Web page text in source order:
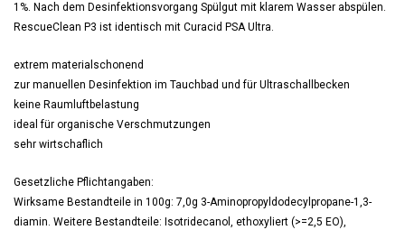
1%. Nach dem Desinfektionsvorgang Spülgut mit klarem Wasser abspülen.
RescueClean P3 ist identisch mit Curacid PSA Ultra.
extrem materialschonend
zur manuellen Desinfektion im Tauchbad und für Ultraschallbecken
keine Raumluftbelastung
ideal für organische Verschmutzungen
sehr wirtschaflich
Gesetzliche Pflichtangaben:
Wirksame Bestandteile in 100g: 7,0g 3-Aminopropyldodecylpropane-1,3-
diamin. Weitere Bestandteile: Isotridecanol, ethoxyliert (>=2,5 EO),